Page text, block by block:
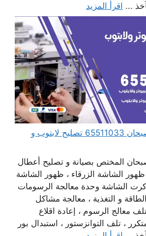
... اقرأ المزيد
مهندس كمبيوتر صبحان 65511033 تصليح لابتوب و
المختص بصيانة و تصليح أعطال
ظهور الشاشة الزرقاء ، ظهور الشاشة
كرت الشاشة وحدة معالجة الرسومات
و التغذية ، معالجة مشاكل
تلف معالج الرسوم ، إعادة اقلاع
، تلف التوانزستور ، استبدال بور